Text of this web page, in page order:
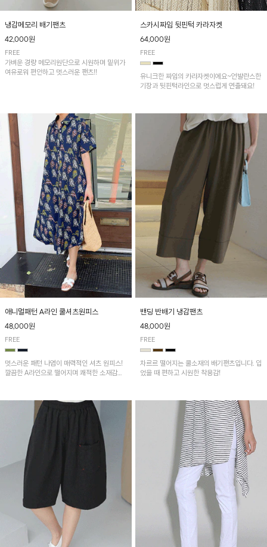
냉감메모리 배기팬츠
42,000원
FREE
가벼운 경량 메모리원단으로 시원하며 밑위가
여유로워 편안하고 멋스러운 팬츠!!
스카시짜임 뒷핀턱 카라자켓
64,000원
FREE
유니크한 짜임의 카라자켓이에요~언발란스한
기장과 뒷핀턱라인으로 멋스럽게 연출돼요!
애니멀패턴 A라인 쿨셔츠원피스
48,000원
FREE
멋스러운 패턴 나염이 매력적인 셔츠 원피스!
깔끔한 A라인으로 떨어지며 쾌적한 소재감으
밴딩 반배기 냉감팬츠
48,000원
FREE
차르르 떨어지는 쿨소재의 배기팬츠입니다. 입
었을 때 편하고 시원한 착용감!